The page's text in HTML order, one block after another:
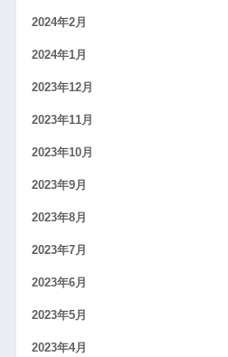
2024年2月
2024年1月
2023年12月
2023年11月
2023年10月
2023年9月
2023年8月
2023年7月
2023年6月
2023年5月
2023年4月